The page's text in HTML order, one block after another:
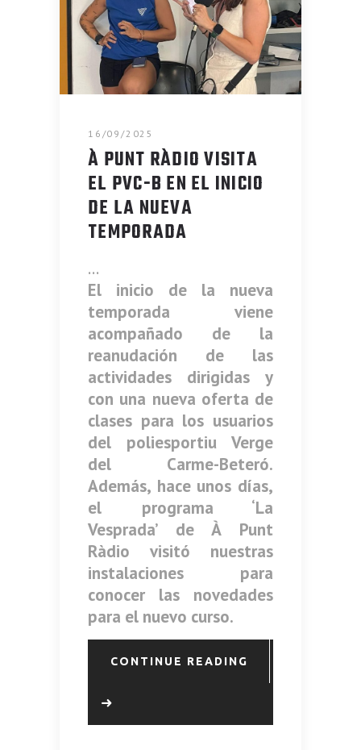
16/09/2025
À PUNT RÀDIO VISITA
EL PVC-B EN EL INICIO
DE LA NUEVA
TEMPORADA
El inicio de la nueva
temporada viene
acompañado de la
reanudación de las
actividades dirigidas y
con una nueva oferta de
clases para los usuarios
del poliesportiu Verge
del Carme-Beteró.
Además, hace unos días,
el programa ‘La
Vesprada’ deÀ Punt
Ràdio visitó nuestras
instalaciones para
conocer las novedades
para el nuevo curso.
CONTINUE READING